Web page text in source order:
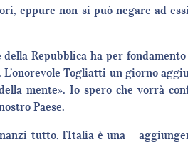
eppure non si può negare ad
Repubblica ha per
Togliatti un giorno
mente». Io spero che vorrà
Paese.
tutto, l’Italia è una –